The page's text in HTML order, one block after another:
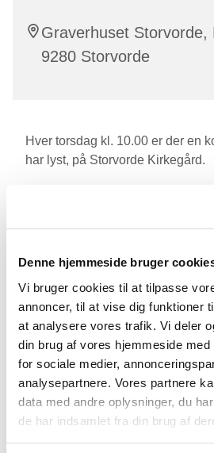
Denne hjemmeside bruger
Vi bruger cookies til at tilpasse
annoncer, til at vise dig funktioner
at analysere vores trafik. Vi deler
din brug af vores hjemmeside
for sociale medier,
analysepartnere. Vores partnere
data med andre oplysninger, du
de har indsamlet fra din brug af
Graverhuset Storvorde,
9280 Storvorde
Hver torsdag kl. 10.00 er der en
har lyst, på Storvorde Kirkegård.